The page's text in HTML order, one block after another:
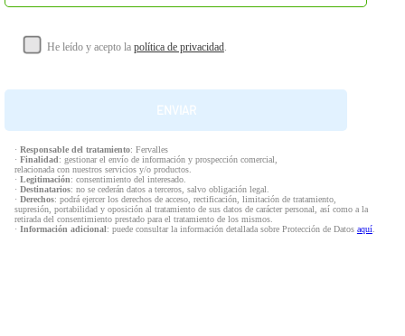
He leído y acepto la política de privacidad.
· Responsable del tratamiento: Fervalles
· Finalidad: gestionar el envío de información y prospección comercial,
relacionada con nuestros servicios y/o productos.
· Legitimación: consentimiento del interesado.
· Destinatarios: no se cederán datos a terceros, salvo obligación legal.
· Derechos: podrá ejercer los derechos de acceso, rectificación, limitación de tratamiento,
supresión, portabilidad y oposición al tratamiento de sus datos de carácter personal, así como a la
retirada del consentimiento prestado para el tratamiento de los mismos.
· Información adicional: puede consultar la información detallada sobre Protección de Datos aquí.